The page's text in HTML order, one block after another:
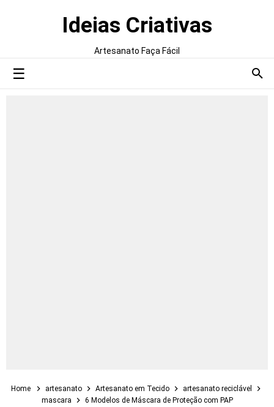
Ideias Criativas
Artesanato Faça Fácil
Home artesanato Artesanato em Tecido
artesanato reciclável
mascara
6 Modelos de Máscara de Proteção com PAP